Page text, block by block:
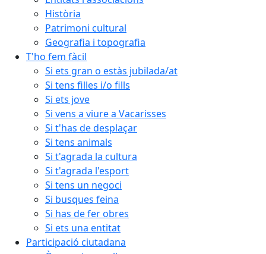
Història
Patrimoni cultural
Geografia i topografia
T'ho fem fàcil
Si ets gran o estàs jubilada/at
Si tens filles i/o fills
Si ets jove
Si vens a viure a Vacarisses
Si t'has de desplaçar
Si tens animals
Si t'agrada la cultura
Si t'agrada l'esport
Si tens un negoci
Si busques feina
Si has de fer obres
Si ets una entitat
Participació ciutadana